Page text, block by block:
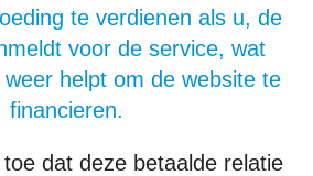
te verdienen als u, de
voor de service, wat
helpt om de website te
financieren.
dat deze betaalde relatie